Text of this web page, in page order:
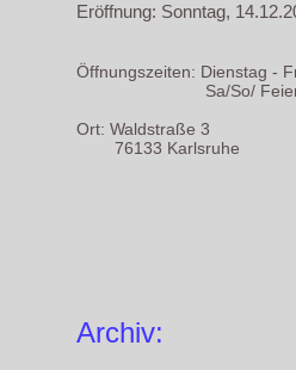
Eröffnung: Sonntag,
Öffnungszeiten: Dienstag -
Sa/So/ Feiertage
Ort: Waldstraße 3
76133 Karlsruhe
Archiv: